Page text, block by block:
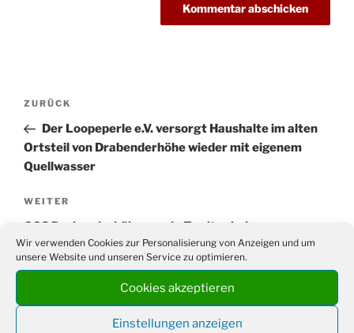
Wir verwenden Cookies zur Personalisierung von Anzeigen und um
unsere Website und unseren Service zu optimieren.
Cookies akzeptieren
Einstellungen anzeigen
Beitragsnavigation
Vorheriger
Beitrag
ZURÜCK
Der Loopeperle e.V. versorgt Haushalte im alten
Ortsteil von Drabenderhöhe wieder mit eigenem
Quellwasser
Nächster
Beitrag
WEITER
GGS Drabenderhöhe wurde Zweiter beim
Handballturnier der Homburgischen Grundschulen